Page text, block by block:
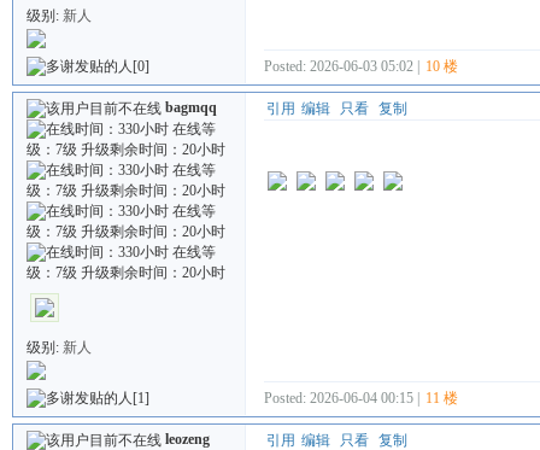
级别: 新人
[0] Posted: 2026-06-03 05:02 | 10 楼
bagmqq
级别: 新人
[1]
引用 编辑 只看 复制
Posted: 2026-06-04 00:15 | 11 楼
leozeng 引用 编辑 只看 复制